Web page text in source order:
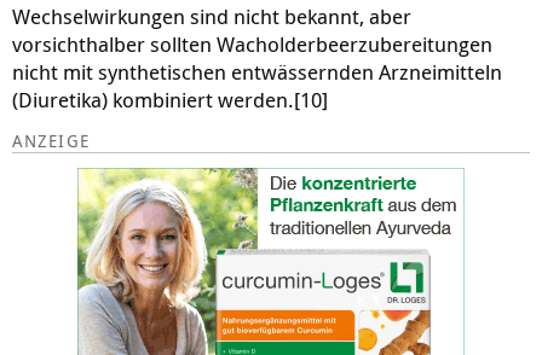
Wechselwirkungen sind nicht bekannt, aber
vorsichthalber sollten Wacholderbeerzubereitungen
nicht mit synthetischen entwässernden Arzneimitteln
(Diuretika) kombiniert werden.[10]